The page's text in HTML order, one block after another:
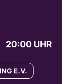
20:00 UHR
E.V.